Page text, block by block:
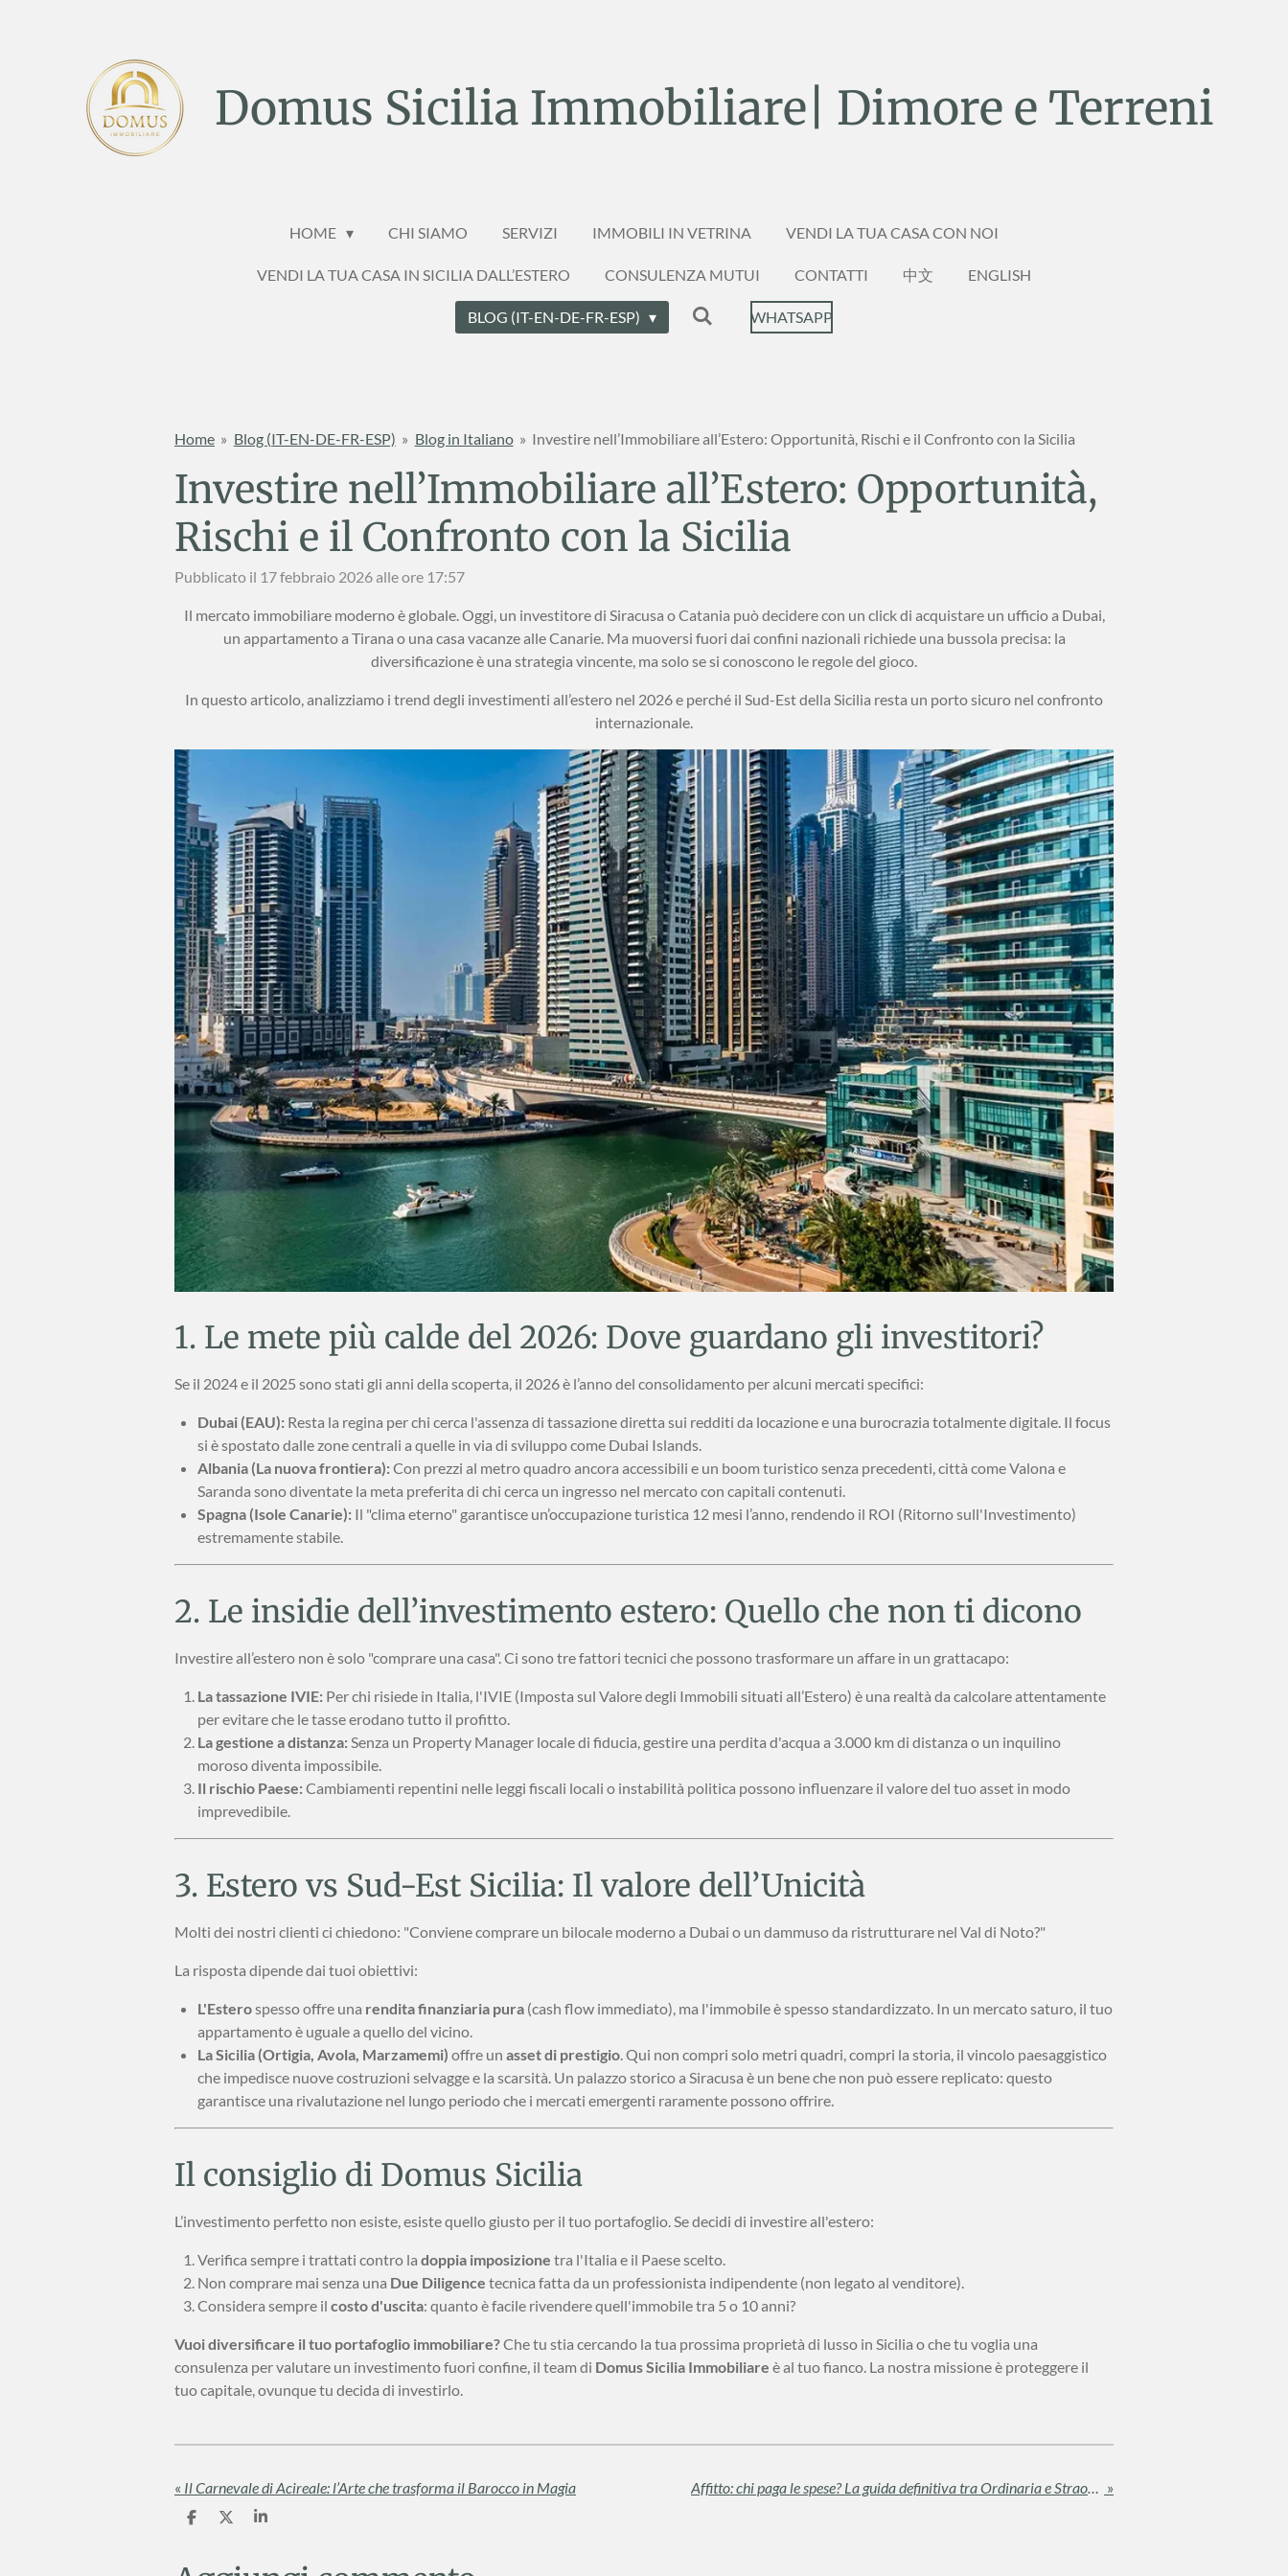
Domus Sicilia Immobiliare| Dimore e Terreni
HOME CHI SIAMO SERVIZI IMMOBILI IN VETRINA VENDI LA TUA CASA CON NOI
VENDI LA TUA CASA IN SICILIA DALL’ESTERO CONSULENZA MUTUI CONTATTI 中文 ENGLISH
BLOG (IT-EN-DE-FR-ESP) WHATSAPP
Home » Blog (IT-EN-DE-FR-ESP) » Blog in Italiano » Investire nell’Immobiliare all’Estero: Opportunità, Rischi e il Confronto con la Sicilia
Investire nell’Immobiliare all’Estero: Opportunità,
Rischi e il Confronto con la Sicilia
Pubblicato il 17 febbraio 2026 alle ore 17:57
Il mercato immobiliare moderno è globale. Oggi, un investitore di Siracusa o Catania può decidere con un click di acquistare un ufficio a Dubai,
un appartamento a Tirana o una casa vacanze alle Canarie. Ma muoversi fuori dai confini nazionali richiede una bussola precisa: la
diversificazione è una strategia vincente, ma solo se si conoscono le regole del gioco.
In questo articolo, analizziamo i trend degli investimenti all’estero nel 2026 e perché il Sud-Est della Sicilia resta un porto sicuro nel confronto
internazionale.
1. Le mete più calde del 2026: Dove guardano gli investitori?
Se il 2024 e il 2025 sono stati gli anni della scoperta, il 2026 è l’anno del consolidamento per alcuni mercati specifici:
Dubai (EAU): Resta la regina per chi cerca l'assenza di tassazione diretta sui redditi da locazione e una burocrazia totalmente digitale. Il focus
si è spostato dalle zone centrali a quelle in via di sviluppo come Dubai Islands.
Albania (La nuova frontiera):Con prezzi al metro quadro ancora accessibili e un boom turistico senza precedenti, città come Valona e
Saranda sono diventate la meta preferita di chi cerca un ingresso nel mercato con capitali contenuti.
Spagna (Isole Canarie): Il "clima eterno" garantisce un’occupazione turistica 12 mesi l’anno, rendendo il ROI (Ritorno sull'Investimento)
estremamente stabile.
2. Le insidie dell’investimento estero: Quello che non ti dicono
Investire all’estero non è solo "comprare una casa". Ci sono tre fattori tecnici che possono trasformare un affare in un grattacapo:
La tassazione IVIE: Per chi risiede in Italia, l'IVIE (Imposta sul Valore degli Immobili situati all’Estero) è una realtà da calcolare attentamente
per evitare che le tasse erodano tutto il profitto.
La gestione a distanza:Senza un Property Manager locale di fiducia, gestire una perdita d'acqua a 3.000 km di distanza o un inquilino
moroso diventa impossibile.
Il rischio Paese:Cambiamenti repentini nelle leggi fiscali locali o instabilità politica possono influenzare il valore del tuo asset in modo
imprevedibile.
3. Estero vs Sud-Est Sicilia: Il valore dell’Unicità
Molti dei nostri clienti ci chiedono: "Conviene comprare un bilocale moderno a Dubai o un dammuso da ristrutturare nel Val di Noto?"
La risposta dipende dai tuoi obiettivi:
L'Esterospesso offre una rendita finanziaria pura (cash flow immediato), ma l'immobile è spesso standardizzato. In un mercato saturo, il tuo
appartamento è uguale a quello del vicino.
La Sicilia (Ortigia, Avola, Marzamemi) offre un asset di prestigio. Qui non compri solo metri quadri, compri la storia, il vincolo paesaggistico
che impedisce nuove costruzioni selvagge e la scarsità. Un palazzo storico a Siracusa è un bene che non può essere replicato: questo
garantisce una rivalutazione nel lungo periodo che i mercati emergenti raramente possono offrire.
Il consiglio di Domus Sicilia
L’investimento perfetto non esiste, esiste quello giusto per il tuo portafoglio. Se decidi di investire all'estero:
Verifica sempre i trattati contro la doppia imposizione tra l'Italia e il Paese scelto.
Non comprare mai senza una Due Diligence tecnica fatta da un professionista indipendente (non legato al venditore).
Considera sempre il costo d'uscita: quanto è facile rivendere quell'immobile tra 5 o 10 anni?
Vuoi diversificare il tuo portafoglio immobiliare?Che tu stia cercando la tua prossima proprietà di lusso in Sicilia o che tu voglia una
consulenza per valutare un investimento fuori confine, il team di Domus Sicilia Immobiliare è al tuo fianco. La nostra missione è proteggere il
tuo capitale, ovunque tu decida di investirlo.
« Il Carnevale di Acireale: l’Arte che trasforma il Barocco in Magia Affitto: chi paga le spese? La guida definitiva tra Ordinaria e Straordinaria manutenzione »
C
C
d
C